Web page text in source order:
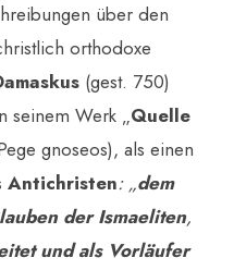
über den
orthodoxe
(gest. 750)
seinem Werk „Quelle
gnoseos), als einen
Antichristen: „dem
der Ismaeliten,
und als Vorläufer